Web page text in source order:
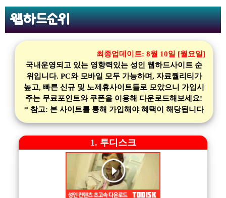
웹하드순위
최종업데이트: 8월 10일 [월요일]
국내운영되고 있는 영향력있는 성인 웹하드사이트 순
위입니다. PC와 모바일 모두 가능하며, 자료퀄리티가
높고, 빠른 신규 및 노제휴사이트들로 모았으니 가입시
주는 무료포인트와 쿠폰을 이용해 다운로드해보세요!
* 참고: 본 사이트를 통해 가입해야 혜택이 해당됩니다
1. 투디스크